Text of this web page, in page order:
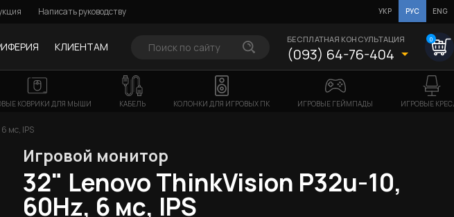
Написать руководству УКР РУС ENG
КЛИЕНТАМ
БЕСПЛАТНАЯ КОНСУЛЬТАЦИЯ
(093) 64-76-404
0
КОВРИКИ ДЛЯ МЫШИ КАБЕЛЬ КОЛОНКИ ДЛЯ ИГРОВЫХ ПК ИГРОВЫЕ ГЕЙМПАДЫ ИГРОВЫЕ
мс, IPS
Игровой монитор
32" Lenovo ThinkVision P32u-10,
60Hz, 6 мс, IPS